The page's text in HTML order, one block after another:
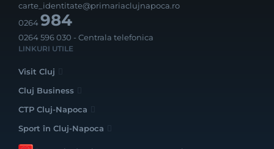
carte_identitate@primariaclujnapoca.ro
0264984
0264 596 030 - Centrala telefonica
LINKURI UTILE
Visit Cluj
Cluj Business
CTP Cluj-Napoca
Sport în Cluj-Napoca